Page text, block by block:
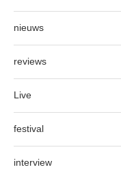
nieuws
reviews
Live
festival
interview